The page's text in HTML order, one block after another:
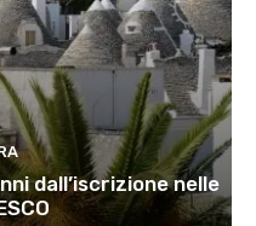
dall’iscrizione nelle